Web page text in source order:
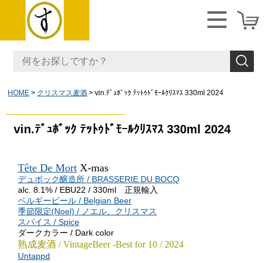
HOME クリスマス麦酒 vin.ﾃﾞｭﾎﾞｯｸ ﾃｯﾄｩﾄﾞﾓｰﾙｸﾘｽﾏｽ 330ml 2024
vin.ﾃﾞｭﾎﾞｯｸ ﾃｯﾄｩﾄﾞﾓｰﾙｸﾘｽﾏｽ 330ml 2024
Tête De Mort X-mas
デュボック醸造所 / BRASSERIE DU BOCQ
alc. 8.1% / EBU22 / 330ml 正規輸入
ベルギービール / Belgian Beer
季節限定(Noel) / ノエル、クリスマス
スパイス / Spice
ダークカラー / Dark color
熟成麦酒 / VintageBeer -Best for 10 / 2024
Untappd